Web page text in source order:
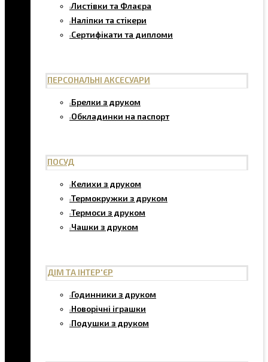
Листівки та Флаєра
Наліпки та стікери
Сертифікати та дипломи
ПЕРСОНАЛЬНІ АКСЕСУАРИ
Брелки з друком
Обкладинки на паспорт
ПОСУД
Келихи з друком
Термокружки з друком
Термоси з друком
Чашки з друком
ДІМ ТА ІНТЕР'ЄР
Годинники з друком
Новорічні іграшки
Подушки з друком